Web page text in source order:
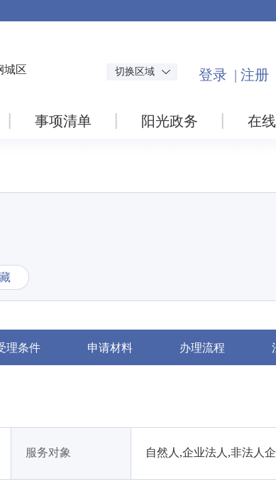
城区 切换区域
事项清单 阳光政务 在
理条件 申请材料 办理流程
服务对象 自然人,企业法人,非法人